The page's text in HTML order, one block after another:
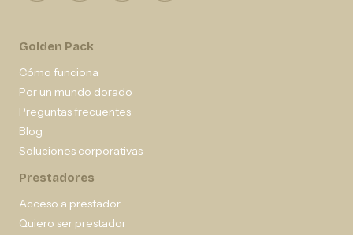
Golden Pack
Cómo funciona
Por un mundo dorado
Preguntas frecuentes
Blog
Soluciones corporativas
Prestadores
Acceso a prestador
Quiero ser prestador